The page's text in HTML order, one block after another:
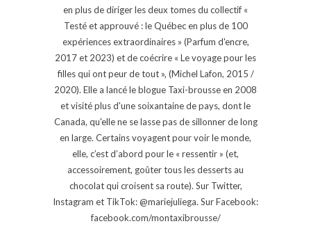
en plus de diriger les deux tomes du collectif «
Testé et approuvé : le Québec en plus de 100
expériences extraordinaires » (Parfum d'encre,
2017 et 2023) et de coécrire « Le voyage pour les
filles qui ont peur de tout », (Michel Lafon, 2015 /
2020). Elle a lancé le blogue Taxi-brousse en 2008
et visité plus d'une soixantaine de pays, dont le
Canada, qu'elle ne se lasse pas de sillonner de long
en large. Certains voyagent pour voir le monde,
elle, c’est d’abord pour le « ressentir » (et,
accessoirement, goûter tous les desserts au
chocolat qui croisent sa route). Sur Twitter,
Instagram et TikTok: @mariejuliega. Sur Facebook:
facebook.com/montaxibrousse/